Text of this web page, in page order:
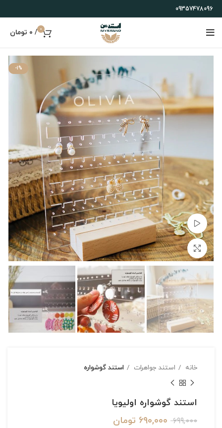
09357478096
0
/ ۰ تومان
-1%
تماشای ویدئو
بزرگنمایی تصویر
خانه استند جواهرات استند گوشواره
استند گوشواره اولیویا
۶۹۹,۰۰۰ ۶۹۰,۰۰۰ تومان